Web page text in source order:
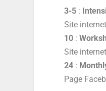
3-5 :
Site
10 :
Site
24 :
Page